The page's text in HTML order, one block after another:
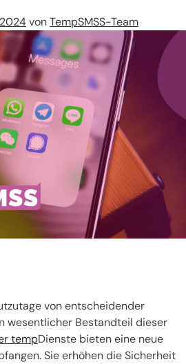
vonTempSMSS-Team
von entscheidender
wesentlicher Bestandteil dieser
tempDienste bieten eine neue
Sie erhöhen die Sicherheit